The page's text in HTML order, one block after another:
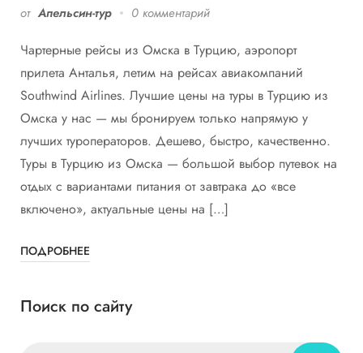
от Апельсин-тур 0 комментарий
Чартерные рейсы из Омска в Турцию, аэропорт
прилета Анталья, летим на рейсах авиакомпаний
Southwind Airlines. Лучшие цены на туры в Турцию из
Омска у нас — мы бронируем только напрямую у
лучших туроператоров. Дешево, быстро, качественно.
Туры в Турцию из Омска — большой выбор путевок на
отдых с вариантами питания от завтрака до «все
включено», актуальные цены на […]
ПОДРОБНЕЕ
Поиск по сайту